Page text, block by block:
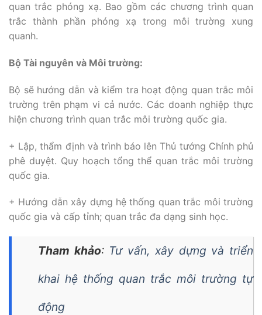
quan trắc phóng xạ. Bao gồm các chương trình quan
trắc thành phần phóng xạ trong môi trường xung
quanh.
Bộ Tài nguyên và Môi trường:
Bộ sẽ hướng dẫn và kiểm tra hoạt động quan trắc môi
trường trên phạm vi cả nước. Các doanh nghiệp thực
hiện chương trình quan trắc môi trường quốc gia.
+ Lập, thẩm định và trình báo lên Thủ tướng Chính phủ
phê duyệt. Quy hoạch tổng thể quan trắc môi trường
quốc gia.
+ Hướng dẫn xây dựng hệ thống quan trắc môi trường
quốc gia và cấp tỉnh; quan trắc đa dạng sinh học.
Tham khảo: Tư vấn, xây dựng và triển
khai hệ thống quan trắc môi trường tự
động